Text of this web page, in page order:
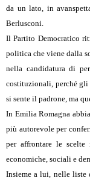
da un lato, in
Berlusconi.
Il Partito Democratico
politica che viene dalla
nella candidatura di
costituzionali, perché
si sente il padrone, ma
In Emilia Romagna
più autorevole per
per affrontare le scelte
economiche, sociali e
Insieme a lui, nelle liste